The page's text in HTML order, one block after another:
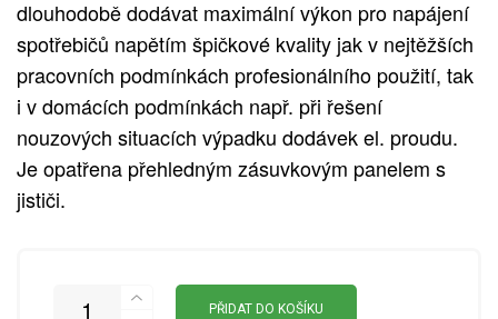
dlouhodobě dodávat maximální výkon pro napájení
spotřebičů napětím špičkové kvality jak v nejtěžších
pracovních podmínkách profesionálního použití, tak
i v domácích podmínkách např. při řešení
nouzových situacích výpadku dodávek el. proudu.
Je opatřena přehledným zásuvkovým panelem s
jističi.
PŘIDAT DO KOŠÍKU